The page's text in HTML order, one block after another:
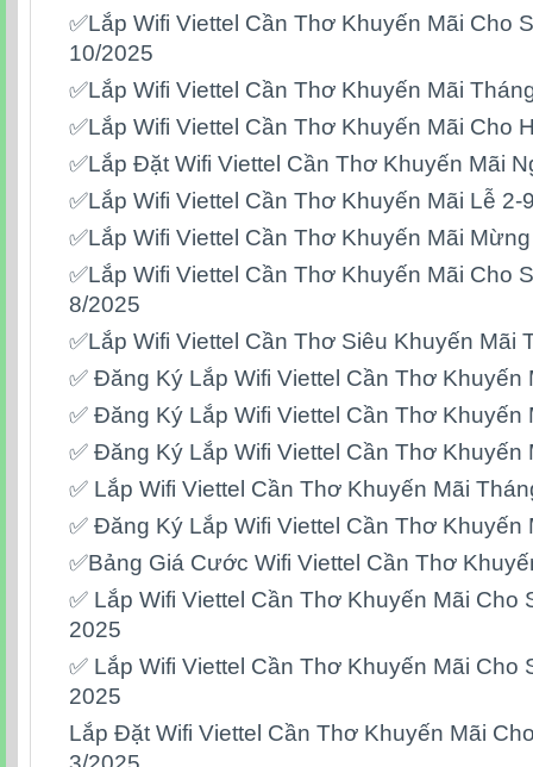
✅Lắp Wifi Viettel Cần Thơ Khuyến Mãi Cho
10/2025
✅Lắp Wifi Viettel Cần Thơ Khuyến Mãi
✅Lắp Wifi Viettel Cần Thơ Khuyến Mãi Cho
✅Lắp Đặt Wifi Viettel Cần Thơ Khuyến Mãi
✅Lắp Wifi Viettel Cần Thơ Khuyến Mãi Lễ 2-
✅Lắp Wifi Viettel Cần Thơ Khuyến Mãi
✅Lắp Wifi Viettel Cần Thơ Khuyến Mãi Cho
8/2025
✅Lắp Wifi Viettel Cần Thơ Siêu Khuyến Mãi
✅ Đăng Ký Lắp Wifi Viettel Cần Thơ Khuyến
✅ Đăng Ký Lắp Wifi Viettel Cần Thơ Khuyến
✅ Đăng Ký Lắp Wifi Viettel Cần Thơ Khuyến
✅ Lắp Wifi Viettel Cần Thơ Khuyến Mãi
✅ Đăng Ký Lắp Wifi Viettel Cần Thơ Khuyến
✅Bảng Giá Cước Wifi Viettel Cần Thơ
✅ ‎Lắp Wifi Viettel Cần Thơ Khuyến Mãi Cho
2025
✅ ‎Lắp Wifi Viettel Cần Thơ Khuyến Mãi Cho
2025
Lắp Đặt Wifi Viettel Cần Thơ Khuyến Mãi